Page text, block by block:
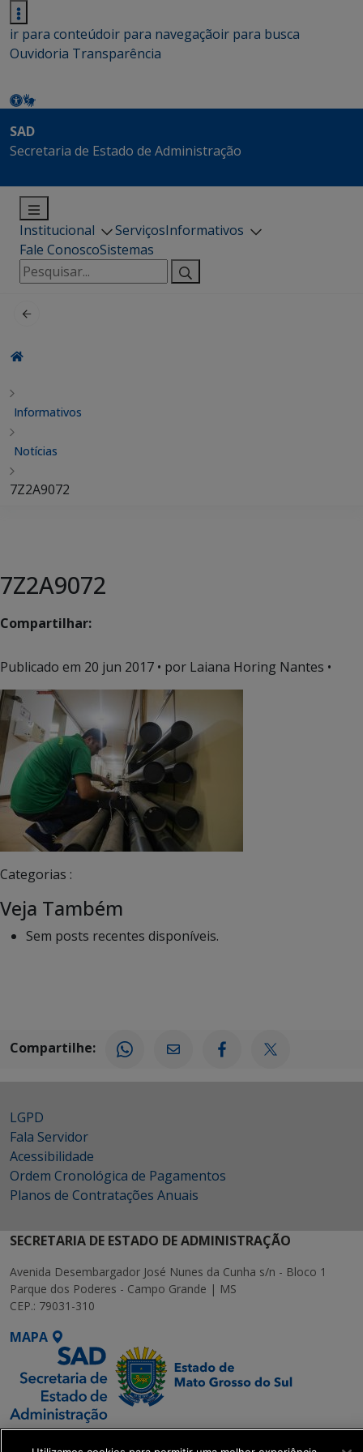
ir para conteúdoir para navegaçãoir para busca
Ouvidoria Transparência
SAD
Secretaria de Estado de Administração
Institucional ServiçosInformativos
Fale ConoscoSistemas
Pesquisar
por:
Informativos
Notícias
7Z2A9072
7Z2A9072
Compartilhar:
Publicado em 20 jun 2017 • por Laiana Horing Nantes •
Categorias :
Veja Também
Sem posts recentes disponíveis.
Compartilhe:
LGPD
Fala Servidor
Acessibilidade
Ordem Cronológica de Pagamentos
Planos de Contratações Anuais
SECRETARIA DE ESTADO DE ADMINISTRAÇÃO
Avenida Desembargador José Nunes da Cunha s/n - Bloco 1
Parque dos Poderes - Campo Grande | MS
CEP.: 79031-310
MAPA